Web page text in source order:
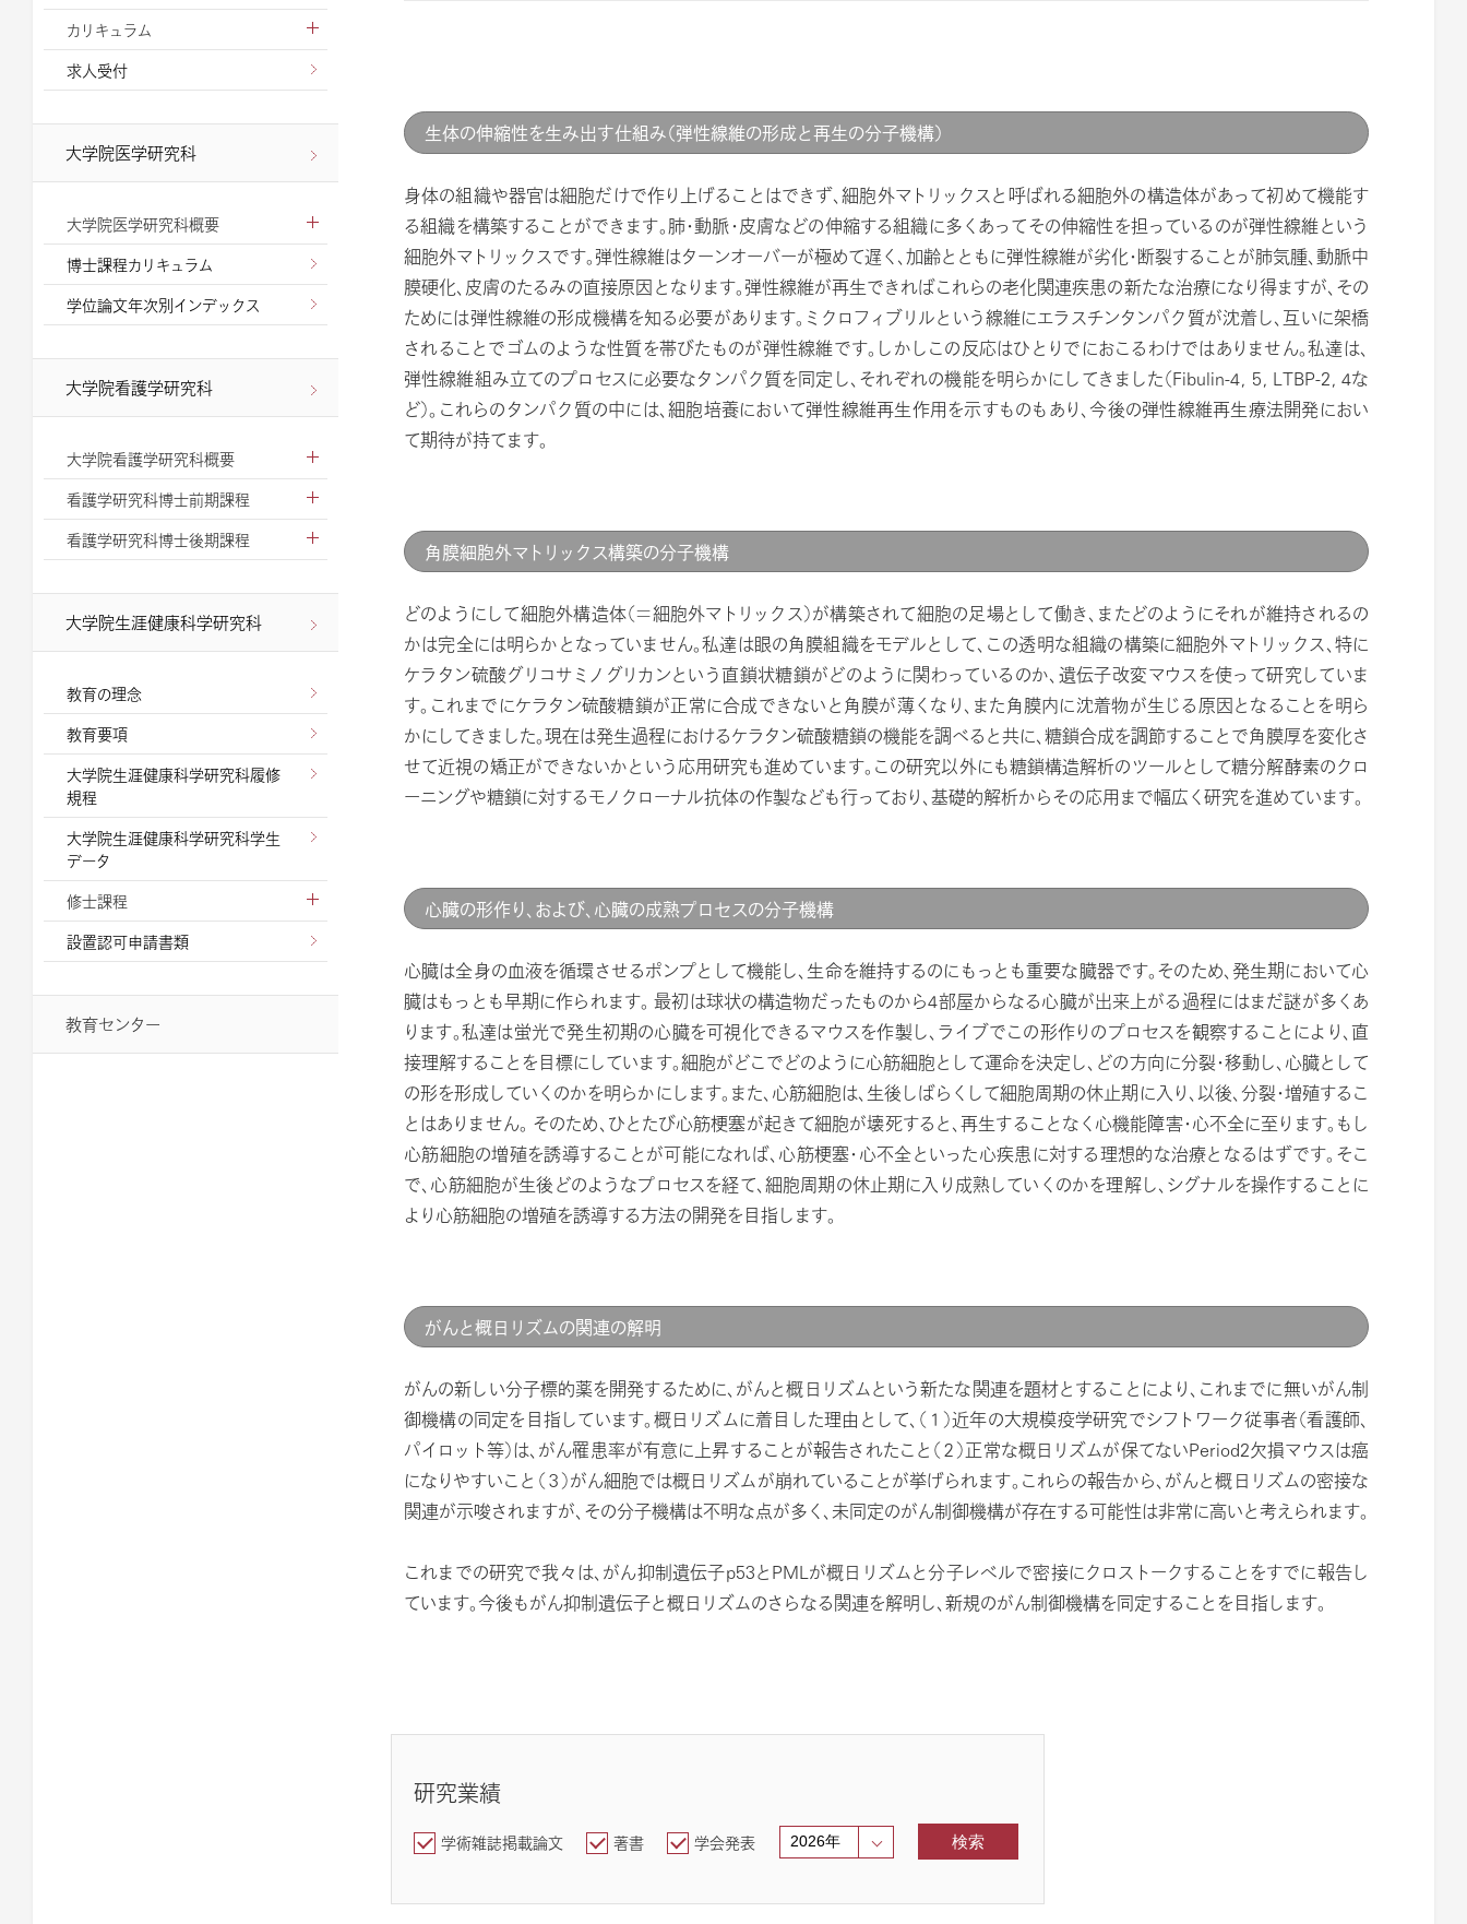
カリキュラム
求人受付
大学院医学研究科
大学院医学研究科概要
博士課程カリキュラム
学位論文年次別インデックス
大学院看護学研究科
大学院看護学研究科概要
看護学研究科博士前期課程
看護学研究科博士後期課程
大学院生涯健康科学研究科
教育の理念
教育要項
大学院生涯健康科学研究科履修
規程
大学院生涯健康科学研究科学生
データ
修士課程
設置認可申請書類
教育センター
生体の伸縮性を生み出す仕組み（弾性線維の形成と再生の分子機構）
身体の組織や器官は細胞だけで作り上げることはできず、細胞外マトリックスと呼ばれる細胞外の構造体があって初めて機能す
る組織を構築することができます。肺・動脈・皮膚などの伸縮する組織に多くあってその伸縮性を担っているのが弾性線維という
細胞外マトリックスです。弾性線維はターンオーバーが極めて遅く、加齢とともに弾性線維が劣化・断裂することが肺気腫、動脈中
膜硬化、皮膚のたるみの直接原因となります。弾性線維が再生できればこれらの老化関連疾患の新たな治療になり得ますが、その
ためには弾性線維の形成機構を知る必要があります。ミクロフィブリルという線維にエラスチンタンパク質が沈着し、互いに架橋
されることでゴムのような性質を帯びたものが弾性線維です。しかしこの反応はひとりでにおこるわけではありません。私達は、
弾性線維組み立てのプロセスに必要なタンパク質を同定し、それぞれの機能を明らかにしてきました（Fibulin-4, 5, LTBP-2, 4な
ど）。これらのタンパク質の中には、細胞培養において弾性線維再生作用を示すものもあり、今後の弾性線維再生療法開発におい
て期待が持てます。
角膜細胞外マトリックス構築の分子機構
どのようにして細胞外構造体（＝細胞外マトリックス）が構築されて細胞の足場として働き、またどのようにそれが維持されるの
かは完全には明らかとなっていません。私達は眼の角膜組織をモデルとして、この透明な組織の構築に細胞外マトリックス、特に
ケラタン硫酸グリコサミノグリカンという直鎖状糖鎖がどのように関わっているのか、遺伝子改変マウスを使って研究していま
す。これまでにケラタン硫酸糖鎖が正常に合成できないと角膜が薄くなり、また角膜内に沈着物が生じる原因となることを明ら
かにしてきました。現在は発生過程におけるケラタン硫酸糖鎖の機能を調べると共に、糖鎖合成を調節することで角膜厚を変化さ
せて近視の矯正ができないかという応用研究も進めています。この研究以外にも糖鎖構造解析のツールとして糖分解酵素のクロ
ーニングや糖鎖に対するモノクローナル抗体の作製なども行っており、基礎的解析からその応用まで幅広く研究を進めています。
心臓の形作り、および、心臓の成熟プロセスの分子機構
心臓は全身の血液を循環させるポンプとして機能し、生命を維持するのにもっとも重要な臓器です。そのため、発生期において心
臓はもっとも早期に作られます。 最初は球状の構造物だったものから4部屋からなる心臓が出来上がる過程にはまだ謎が多くあ
ります。私達は蛍光で発生初期の心臓を可視化できるマウスを作製し、ライブでこの形作りのプロセスを観察することにより、直
接理解することを目標にしています。細胞がどこでどのように心筋細胞として運命を決定し、どの方向に分裂・移動し、心臓として
の形を形成していくのかを明らかにします。また、心筋細胞は、生後しばらくして細胞周期の休止期に入り、以後、分裂・増殖するこ
とはありません。 そのため、ひとたび心筋梗塞が起きて細胞が壊死すると、再生することなく心機能障害・心不全に至ります。もし
心筋細胞の増殖を誘導することが可能になれば、心筋梗塞・心不全といった心疾患に対する理想的な治療となるはずです。そこ
で、心筋細胞が生後どのようなプロセスを経て、細胞周期の休止期に入り成熟していくのかを理解し、シグナルを操作することに
より心筋細胞の増殖を誘導する方法の開発を目指します。
がんと概日リズムの関連の解明
がんの新しい分子標的薬を開発するために、がんと概日リズムという新たな関連を題材とすることにより、これまでに無いがん制
御機構の同定を目指しています。概日リズムに着目した理由として、（１）近年の大規模疫学研究でシフトワーク従事者（看護師、
パイロット等）は、がん罹患率が有意に上昇することが報告されたこと（２）正常な概日リズムが保てないPeriod2欠損マウスは癌
になりやすいこと（３）がん細胞では概日リズムが崩れていることが挙げられます。これらの報告から、がんと概日リズムの密接な
関連が示唆されますが、その分子機構は不明な点が多く、未同定のがん制御機構が存在する可能性は非常に高いと考えられます。
これまでの研究で我々は、がん抑制遺伝子p53とPMLが概日リズムと分子レベルで密接にクロストークすることをすでに報告し
ています。今後もがん抑制遺伝子と概日リズムのさらなる関連を解明し、新規のがん制御機構を同定することを目指します。
研究業績
学術雑誌掲載論文 著書 学会発表 検索